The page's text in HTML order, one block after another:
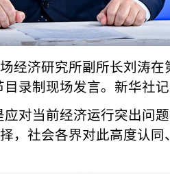
经济研究所副所长刘涛在
目录制现场发言。新华社
应对当前经济运行突出问
，社会各界对此高度认